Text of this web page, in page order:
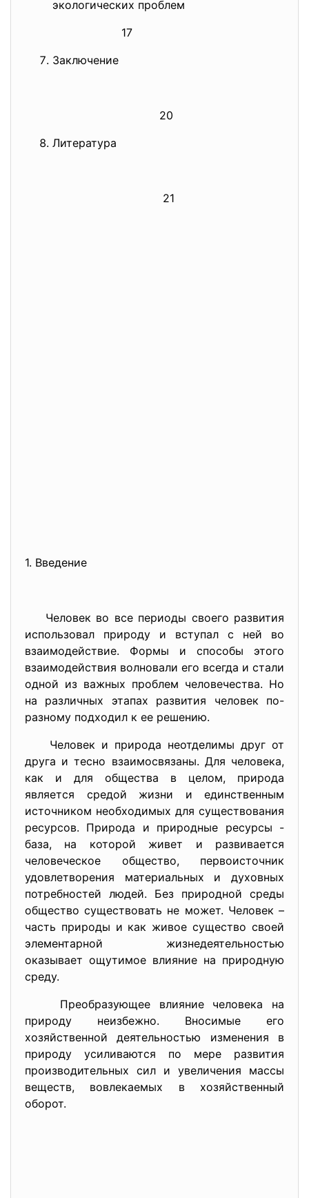
экологических проблем
17
Заключение
20
Литература
21
1. Введение
Человек во все периоды своего развития
использовал природу и вступал с ней во
взаимодействие. Формы и способы этого
взаимодействия волновали его всегда и стали
одной из важных проблем человечества. Но
на различных этапах развития человек по-
разному подходил к ее решению.
Человек и природа неотделимы друг от
друга и тесно взаимосвязаны. Для человека,
как и для общества в целом, природа
является средой жизни и единственным
источником необходимых для существования
ресурсов. Природа и природные ресурсы -
база, на которой живет и развивается
человеческое общество, первоисточник
удовлетворения материальных и духовных
потребностей людей. Без природной среды
общество существовать не может. Человек –
часть природы и как живое существо своей
элементарной жизнедеятельностью
оказывает ощутимое влияние на природную
среду.
Преобразующее влияние человека на
природу неизбежно. Вносимые его
хозяйственной деятельностью изменения в
природу усиливаются по мере развития
производительных сил и увеличения массы
веществ, вовлекаемых в хозяйственный
оборот.